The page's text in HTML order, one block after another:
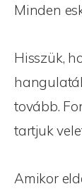
Minden
Hisszük,
tovább.
tartjuk
Amikor